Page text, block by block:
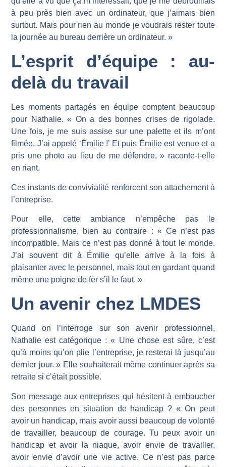
à peu près bien avec un ordinateur, que j’aimais bien
surtout. Mais pour rien au monde je voudrais rester toute
la journée au bureau derrière un ordinateur. »
L’esprit d’équipe : au-
delà du travail
Les moments partagés en équipe comptent beaucoup
pour Nathalie. « On a des bonnes crises de rigolade.
Une fois, je me suis assise sur une palette et ils m’ont
filmée. J’ai appelé ‘Émilie !’ Et puis Émilie est venue et a
pris une photo au lieu de me défendre, » raconte-t-elle
en riant.
Ces instants de convivialité renforcent son attachement à
l’entreprise.
Pour elle, cette ambiance n’empêche pas le
professionnalisme, bien au contraire : « Ce n’est pas
incompatible. Mais ce n’est pas donné à tout le monde.
J’ai souvent dit à Émilie qu’elle arrive à la fois à
plaisanter avec le personnel, mais tout en gardant quand
même une poigne de fer s’il le faut. »
Un avenir chez LMDES
Quand on l’interroge sur son avenir professionnel,
Nathalie est catégorique : « Une chose est sûre, c’est
qu’à moins qu’on plie l’entreprise, je resterai là jusqu’au
dernier jour. » Elle souhaiterait même continuer après sa
retraite si c’était possible.
Son message aux entreprises qui hésitent à embaucher
des personnes en situation de handicap ? « On peut
avoir un handicap, mais avoir aussi beaucoup de volonté
de travailler, beaucoup de courage. Tu peux avoir un
handicap et avoir la niaque, avoir envie de travailler,
avoir envie d’avoir une vie active. Ce n’est pas parce